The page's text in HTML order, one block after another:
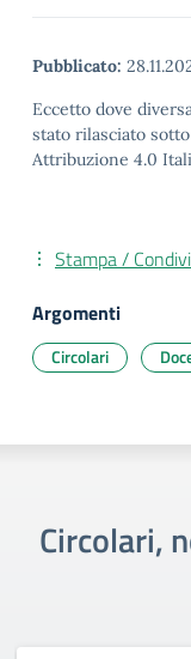
Pubblicato:
Eccetto dove
stato rilasciato
Attribuzione 4.0
Stampa /
Argomenti
Circolari
Circolari,